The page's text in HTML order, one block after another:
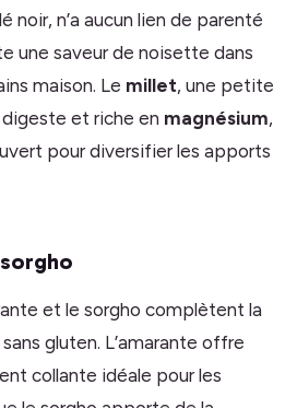
noir, n’a aucun lien de parenté
une saveur de noisette dans
maison. Le millet, une petite
et riche en magnésium,
pour diversifier les apports
et le sorgho complètent la
gluten. L’amarante offre
collante idéale pour les